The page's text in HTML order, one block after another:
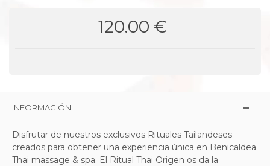
120.00 €
INFORMACIÓN
Disfrutar de nuestros exclusivos Rituales Tailandeses
creados para obtener una experiencia única en Benicaldea
Thai massage & spa. El Ritual Thai Origen os da la